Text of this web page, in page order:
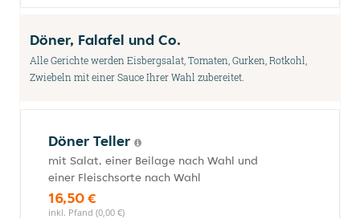
Döner, Falafel und Co.
Alle Gerichte werden Eisbergsalat, Tomaten, Gurken, Rotkohl,
Zwiebeln mit einer Sauce Ihrer Wahl zubereitet.
Döner Teller
mit Salat, einer Beilage nach Wahl und
einer Fleischsorte nach Wahl
16,50 €
inkl. Pfand (0,00 €)